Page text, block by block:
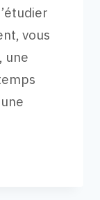
vous
une